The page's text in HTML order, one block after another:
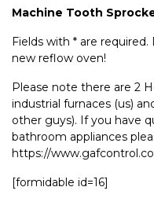
Machine Tooth
Fields with * are
new reflow oven!
Please note there are 2
industrial furnaces (us)
other guys). If you have
bathroom appliances
https://
[formidable id=16]